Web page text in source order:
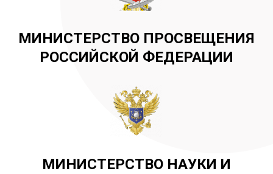
МИНИСТЕРСТВО ПРОСВЕЩЕНИЯ
РОССИЙСКОЙ ФЕДЕРАЦИИ
МИНИСТЕРСТВО НАУКИ И